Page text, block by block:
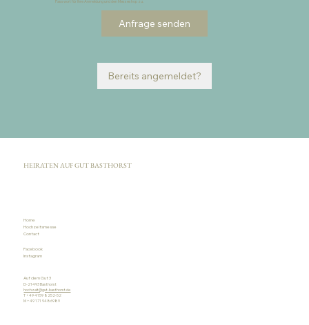
Passwort für Ihre Anmeldung und den Messeshop zu.
Anfrage senden
Bereits angemeldet?
HEIRATEN AUF GUT BASTHORST
Home
Hochzeitsmesse
Contact
Facebook
Instagram
Auf dem Gut 3
D-21493 Basthorst
hochzeit@gut-basthorst.de
T +49 4159 8252-52
M +49 171 9486989